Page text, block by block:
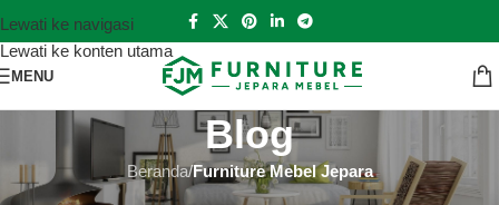
Lewati ke navigasi
Lewati ke konten utama
MENU
Blog
Beranda/Furniture Mebel Jepara
FURNITURE MEBEL JEPARA